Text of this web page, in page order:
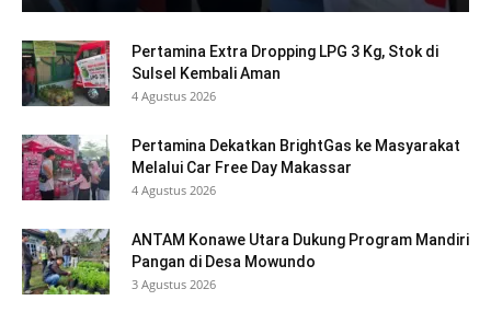
Pertamina Extra Dropping LPG 3 Kg, Stok di
Sulsel Kembali Aman
4 Agustus 2026
Pertamina Dekatkan BrightGas ke Masyarakat
Melalui Car Free Day Makassar
4 Agustus 2026
ANTAM Konawe Utara Dukung Program Mandiri
Pangan di Desa Mowundo
3 Agustus 2026